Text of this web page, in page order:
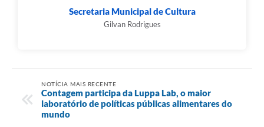
Secretaria Municipal de Cultura
Gilvan Rodrigues
NOTÍCIA MAIS RECENTE
Contagem participa da Luppa Lab, o maior
laboratório de políticas públicas alimentares do
mundo